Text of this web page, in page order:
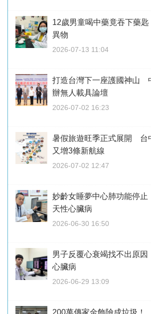
12歲男童喝中藥竟吞下藥
異物
2026-07-13 11:04
打造台灣下一座護國神山
辦無人載具論壇
2026-07-02 16:23
暑假旅遊旺季正式展開 台
又增3條新航線
2026-07-02 12:47
妙齡女睡夢中心肺功能停
天性心臟病
2026-06-30 16:50
男子反覆心衰竭找不出原
心臟病
2026-06-29 13:09
200萬傳家金飾險成垃圾